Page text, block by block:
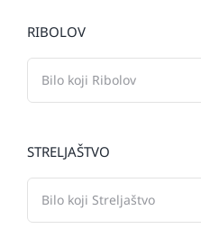
RIBOLOV
STRELJAŠTVO